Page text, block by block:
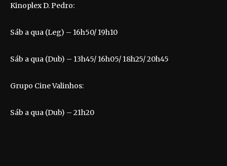
Kinoplex D. Pedro:
Sáb a qua (Leg) – 16h50/ 19h10
Sáb a qua (Dub) – 13h45/ 16h05/ 18h25/ 20h45
Grupo Cine Valinhos:
Sáb a qua (Dub) – 21h20